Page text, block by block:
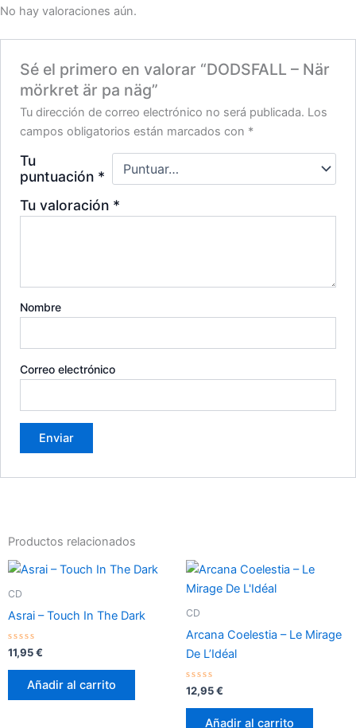
No hay valoraciones aún.
Sé el primero en valorar “DODSFALL – När
mörkret är pa näg”
Tu dirección de correo electrónico no será publicada. Los
campos obligatorios están marcados con *
Tu
puntuación *
Tu valoración *
Nombre
Correo electrónico
Productos relacionados
CD
Asrai – Touch In The Dark
Valorado
con
0
11,95€
Añadir al carrito
CD
Arcana Coelestia – Le Mirage
De L’Idéal
Valorado
con
0
12,95€
Añadir al carrito